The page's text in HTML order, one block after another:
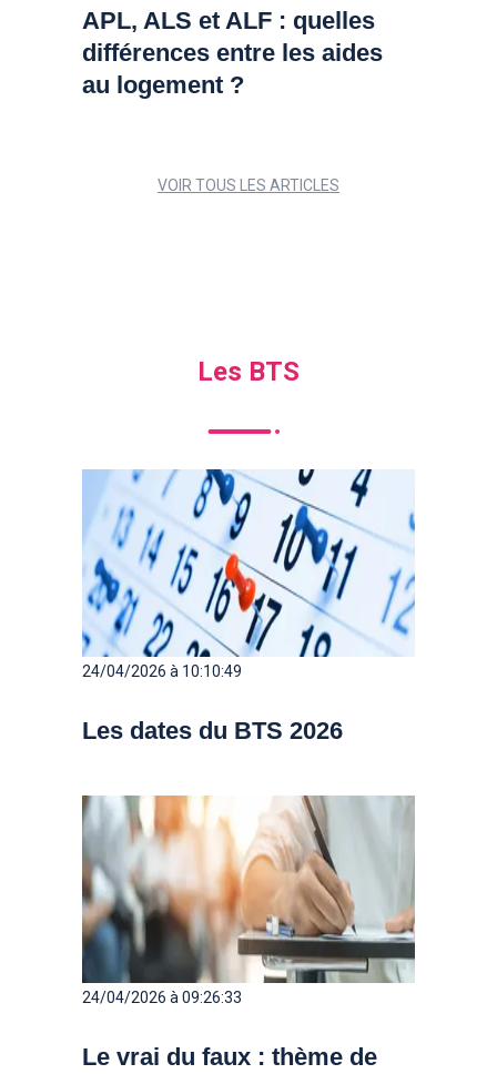
APL, ALS et ALF : quelles
différences entre les aides
au logement ?
VOIR TOUS LES ARTICLES
Les BTS
24/04/2026 à 10:10:49
Les dates du BTS 2026
24/04/2026 à 09:26:33
Le vrai du faux : thème de